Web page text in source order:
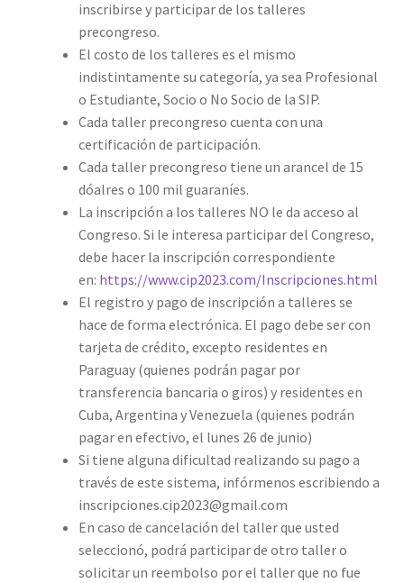
inscribirse y participar de los talleres
precongreso.
El costo de los talleres es el mismo
indistintamente su categoría, ya sea Profesional
o Estudiante, Socio o No Socio de la SIP.
Cada taller precongreso cuenta con una
certificación de participación.
Cada taller precongreso tiene un arancel de 15
dóalres o 100 mil guaraníes.
La inscripción a los talleres NO le da acceso al
Congreso. ​Si le interesa participar del Congreso,
debe hacer la inscripción correspondiente
en: https://www.cip2023.com/Inscripciones.html
El registro y pago de inscripción a talleres se
hace de forma electrónica. El pago debe ser con
tarjeta de crédito, excepto residentes en
Paraguay (quienes podrán pagar por
transferencia bancaria o giros) y residentes en
Cuba, Argentina y Venezuela (quienes podrán
pagar en efectivo, el lunes 26 de junio)
Si tiene alguna dificultad realizando su pago a
través de este sistema, infórmenos escribiendo a
inscripciones.cip2023@gmail.com
En caso de cancelación del taller que usted
seleccionó, podrá participar de otro taller o
solicitar un reembolso por el taller que no fue